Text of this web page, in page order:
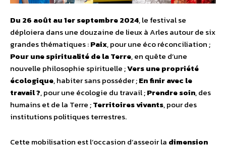
Du 26 août au 1er septembre 2024, le festival se
déploiera dans une douzaine de lieux à Arles autour de six
grandes thématiques :Paix, pour une éco réconciliation ;
Pour une spiritualité de la Terre, en quête d’une
nouvelle philosophie spirituelle ;Vers une propriété
écologique, habiter sans posséder ;En finir avec le
travail ?, pour une écologie du travail ;Prendre soin, des
humains et de la Terre ;Territoires vivants, pour des
institutions politiques terrestres.
Cette mobilisation est l’occasion d’asseoir la dimension